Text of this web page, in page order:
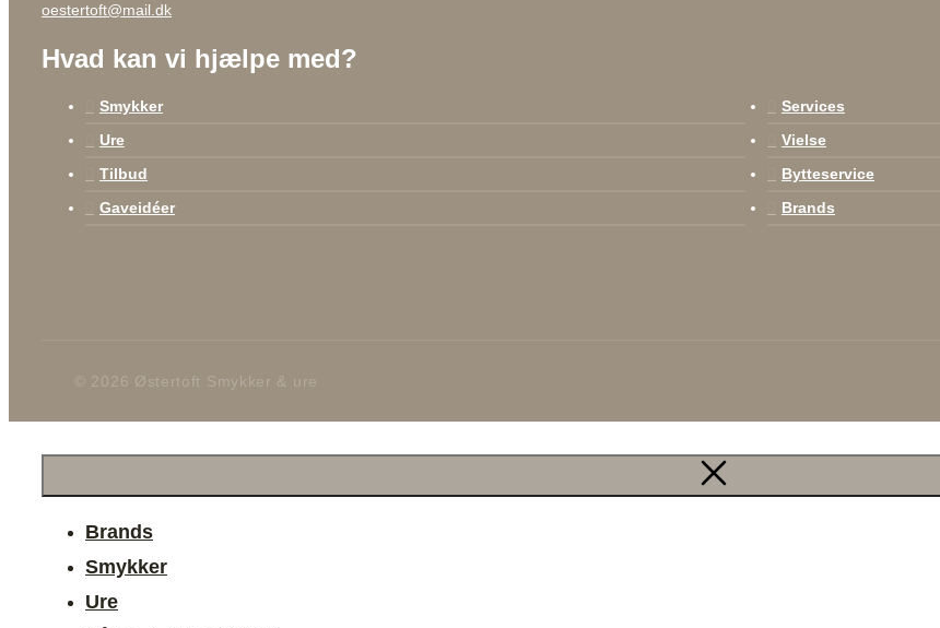
oestertoft@mail.dk
Hvad kan vi hjælpe med?
Smykker
Ure
Tilbud
Gaveidéer
Services
Vielse
Bytteservice
Brands
© 2026 Østertoft Smykker & ure
Brands
Smykker
Ure